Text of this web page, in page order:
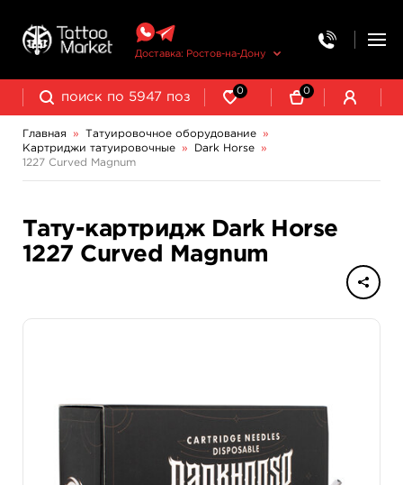
Доставка: Ростов-на-Дону
0 0
Главная » Татуировочное оборудование
»
Картриджи татуировочные
» Dark Horse
»
1227 Curved Magnum
Тату-картридж Dark Horse
1227 Curved Magnum